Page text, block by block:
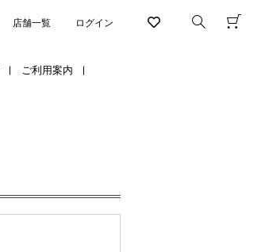
ログイン
店舗一覧
ご利用案内